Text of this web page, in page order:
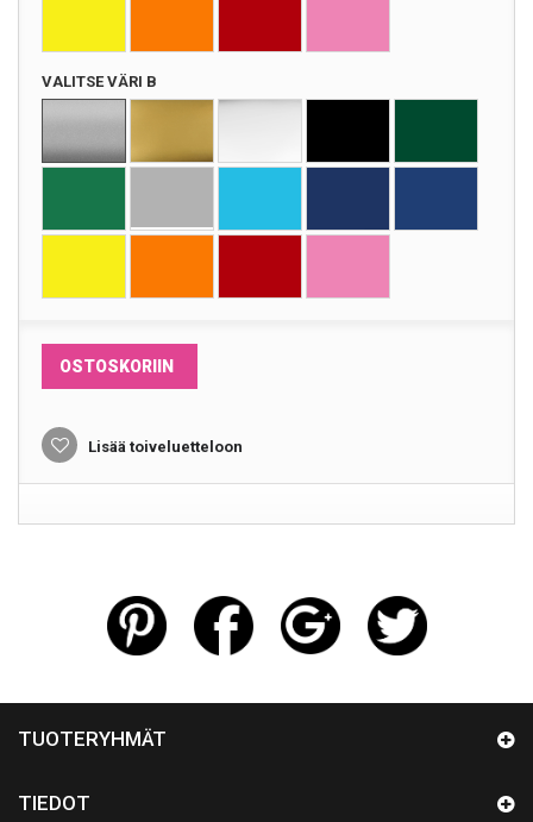
VALITSE VÄRI B
OSTOSKORIIN
Lisää toiveluetteloon
TUOTERYHMÄT
TIEDOT